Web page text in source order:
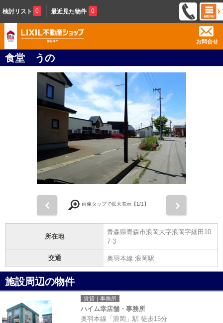
検討リスト 0 最近見た物件 0
お問合せ
食堂 うの
画像タップで拡大表示【1/1】
所在地
青森県青森市浪岡大字浪岡字細田10
7-3
交通 奥羽本線 浪岡駅
施設周辺の物件
賃貸｜事務所
ハイム幸店舗・事務所
奥羽本線「浪岡」駅 徒歩15分